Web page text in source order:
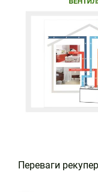
Переваги